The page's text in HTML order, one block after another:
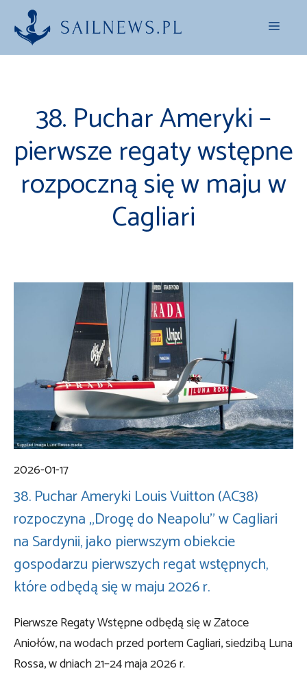
Przejdź
treści
Menu
38. Puchar Ameryki –
pierwsze regaty wstępne
rozpoczną się w maju w
Cagliari
2026-01-17
38. Puchar Ameryki Louis Vuitton (AC38)
rozpoczyna „Drogę do Neapolu” w Cagliari
na Sardynii, jako pierwszym obiekcie
gospodarzu pierwszych regat wstępnych,
które odbędą się w maju 2026 r.
Pierwsze Regaty Wstępne odbędą się w Zatoce
Aniołów, na wodach przed portem Cagliari, siedzibą Luna
Rossa, w dniach 21–24 maja 2026 r.